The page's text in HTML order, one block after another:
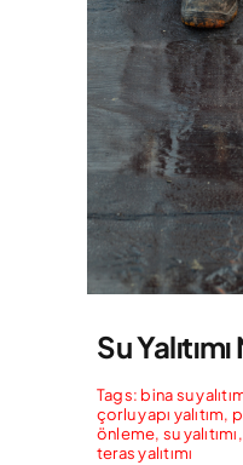
Su
Tags: bina su
çorlu yapı yalıtım,
önleme, su yalıtımı
teras yalıtımı